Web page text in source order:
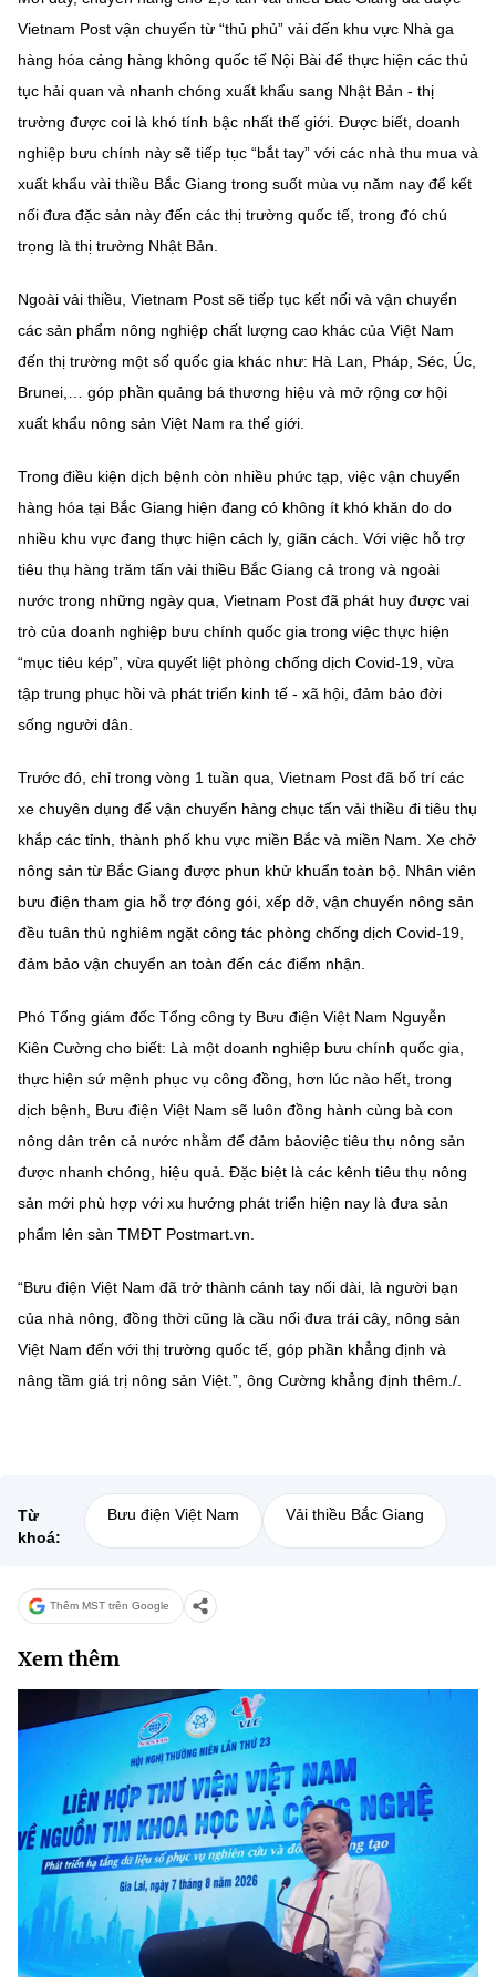
Chọn ngôn ngữ
Vietnamese English
BỘ KHOA HỌC VÀ CÔNG NGHỆ
MINISTRY OF SCIENCE AND TECHNOLOGY
Cơ quan chủ quản: Bộ Khoa học và Công nghệ (MST)
Chịu trách nhiệm nội dung: Nguyễn Thị Hải Hằng
Giám đốc Trung tâm Truyền thông Khoa học và Công nghệ.
Địa chỉ: Ban Biên tập Cổng TTĐT - 18 Nguyễn Du, TP. Hà Nội
Điện thoại: 024 3936 9506
©2026 Bản quyền thuộc Bộ Khoa Học và Công Nghệ
(Ghi rõ nguồn "https://mst.gov.vn" khi phát hành lại thông tin từ
Vietnam Post vận chuyển từ “thủ phủ” vải đến khu vực Nhà ga
hàng hóa cảng hàng không quốc tế Nội Bài để thực hiện các thủ
tục hải quan và nhanh chóng xuất khẩu sang Nhật Bản - thị
trường được coi là khó tính bậc nhất thế giới. Được biết, doanh
nghiệp bưu chính này sẽ tiếp tục “bắt tay” với các nhà thu mua và
xuất khẩu vài thiều Bắc Giang trong suốt mùa vụ năm nay để kết
nối đưa đặc sản này đến các thị trường quốc tế, trong đó chú
trọng là thị trường Nhật Bản.
Ngoài vải thiều, Vietnam Post sẽ tiếp tục kết nối và vận chuyển
các sản phẩm nông nghiệp chất lượng cao khác của Việt Nam
đến thị trường một số quốc gia khác như: Hà Lan, Pháp, Séc, Úc,
Brunei,… góp phần quảng bá thương hiệu và mở rộng cơ hội
xuất khẩu nông sản Việt Nam ra thế giới.
Trong điều kiện dịch bệnh còn nhiều phức tạp, việc vận chuyển
hàng hóa tại Bắc Giang hiện đang có không ít khó khăn do do
nhiều khu vực đang thực hiện cách ly, giãn cách. Với việc hỗ trợ
tiêu thụ hàng trăm tấn vải thiều Bắc Giang cả trong và ngoài
nước trong những ngày qua, Vietnam Post đã phát huy được vai
trò của doanh nghiệp bưu chính quốc gia trong việc thực hiện
“mục tiêu kép”, vừa quyết liệt phòng chống dịch Covid-19, vừa
tập trung phục hồi và phát triển kinh tế - xã hội, đảm bảo đời
sống người dân.
Trước đó, chỉ trong vòng 1 tuần qua, Vietnam Post đã bố trí các
xe chuyên dụng để vận chuyển hàng chục tấn vải thiều đi tiêu thụ
khắp các tỉnh, thành phố khu vực miền Bắc và miền Nam. Xe chở
nông sản từ Bắc Giang được phun khử khuẩn toàn bộ. Nhân viên
bưu điện tham gia hỗ trợ đóng gói, xếp dỡ, vận chuyển nông sản
đều tuân thủ nghiêm ngặt công tác phòng chống dịch Covid-19,
đảm bảo vận chuyển an toàn đến các điểm nhận.
Phó Tổng giám đốc Tổng công ty Bưu điện Việt Nam Nguyễn
Kiên Cường cho biết: Là một doanh nghiệp bưu chính quốc gia,
thực hiện sứ mệnh phục vụ công đồng, hơn lúc nào hết, trong
dịch bệnh, Bưu điện Việt Nam sẽ luôn đồng hành cùng bà con
nông dân trên cả nước nhằm để đảm bảoviệc tiêu thụ nông sản
được nhanh chóng, hiệu quả. Đặc biệt là các kênh tiêu thụ nông
sản mới phù hợp với xu hướng phát triển hiện nay là đưa sản
phẩm lên sàn TMĐT Postmart.vn.
“Bưu điện Việt Nam đã trở thành cánh tay nối dài, là người bạn
của nhà nông, đồng thời cũng là cầu nối đưa trái cây, nông sản
Việt Nam đến với thị trường quốc tế, góp phần khẳng định và
nâng tầm giá trị nông sản Việt.”, ông Cường khẳng định thêm./.
Từ
khoá:
Bưu điện Việt Nam Vải thiều Bắc Giang
Thêm MST trên Google
Xem thêm